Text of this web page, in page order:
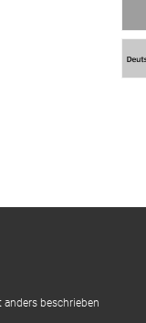
beschrieben